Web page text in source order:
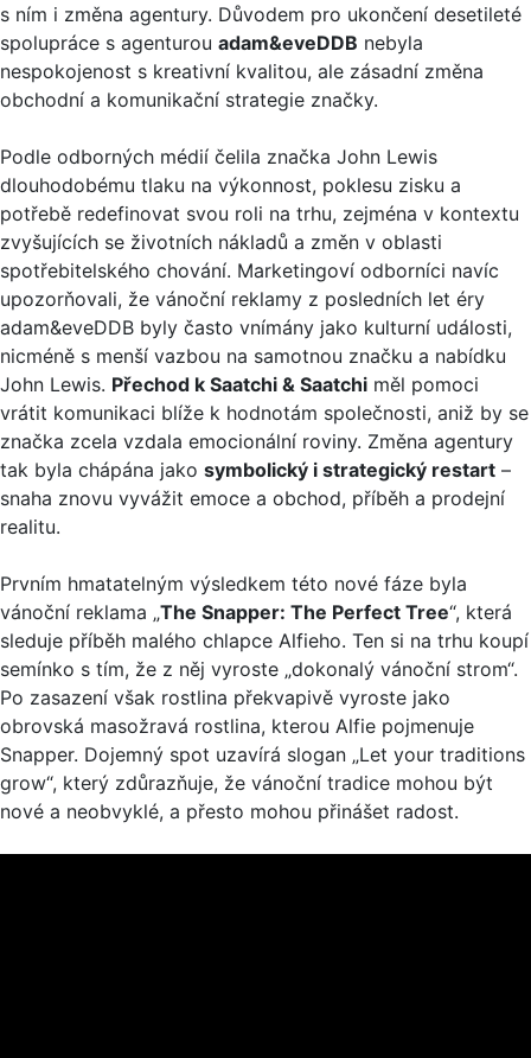
s ním i změna agentury. Důvodem pro ukončení desetileté
spolupráce s agenturou adam&eveDDB nebyla
nespokojenost s kreativní kvalitou, ale zásadní změna
obchodní a komunikační strategie značky.
Podle odborných médií čelila značka John Lewis
dlouhodobému tlaku na výkonnost, poklesu zisku a
potřebě redefinovat svou roli na trhu, zejména v kontextu
zvyšujících se životních nákladů a změn v oblasti
spotřebitelského chování. Marketingoví odborníci navíc
upozorňovali, že vánoční reklamy z posledních let éry
adam&eveDDB byly často vnímány jako kulturní události,
nicméně s menší vazbou na samotnou značku a nabídku
John Lewis. Přechod k Saatchi & Saatchi měl pomoci
vrátit komunikaci blíže k hodnotám společnosti, aniž by se
značka zcela vzdala emocionální roviny. Změna agentury
tak byla chápána jako symbolický i strategický restart –
snaha znovu vyvážit emoce a obchod, příběh a prodejní
realitu.
Prvním hmatatelným výsledkem této nové fáze byla
vánoční reklama „The Snapper: The Perfect Tree“, která
sleduje příběh malého chlapce Alfieho. Ten si na trhu koupí
semínko s tím, že z něj vyroste „dokonalý vánoční strom“.
Po zasazení však rostlina překvapivě vyroste jako
obrovská masožravá rostlina, kterou Alfie pojmenuje
Snapper. Dojemný spot uzavírá slogan „Let your traditions
grow“, který zdůrazňuje, že vánoční tradice mohou být
nové a neobvyklé, a přesto mohou přinášet radost.